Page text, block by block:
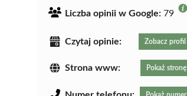
Liczba opinii w Google: 79
Czytaj opinie: Zobacz profil
Strona www: Pokaż stronę